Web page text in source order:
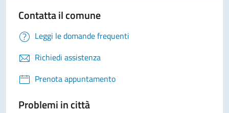
Contatta il comune
Leggi le domande frequenti
Richiedi assistenza
Prenota appuntamento
Problemi in città